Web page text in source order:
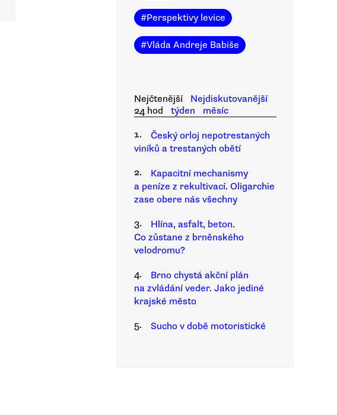
#Perspektivy levice
#Vláda Andreje Babiše
Nejčtenější
Nejdiskutovanější
24 hod
týden
měsíc
1.
Český orloj nepotrestaných
viníků a trestaných obětí
2.
Kapacitní mechanismy
a peníze z rekultivací. Oligarchie
zase obere nás všechny
3.
Hlína, asfalt, beton.
Co zůstane z brněnského
velodromu?
4.
Brno chystá akční plán
na zvládání veder. Jako jediné
krajské město
5.
Sucho v době motoristické